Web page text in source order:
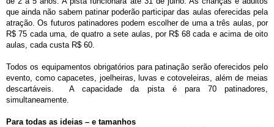
que ainda não sabem patinar poderão participar das aulas oferecidas pela
atração. Os futuros patinadores podem escolher de uma a três aulas, por
R$ 75 cada uma, de quatro a sete aulas, por R$ 68 cada e acima de oito
aulas, cada custa R$ 60.
Todos os equipamentos obrigatórios para patinação serão oferecidos pelo
evento, como capacetes, joelheiras, luvas e cotoveleiras, além de meias
descartáveis. A capacidade da pista é para 70 patinadores,
simultaneamente.
Para todas as ideias – e tamanhos